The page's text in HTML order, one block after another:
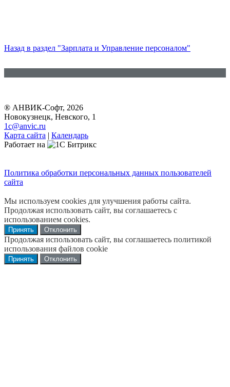
Назад в раздел "Зарплата и Управление персоналом"
® АНВИК-Софт, 2026
Новокузнецк, Невского, 1
1c@anvic.ru
Карта сайта | Календарь
Работает на
Политика обработки персональных данных пользователей
сайта
Мы используем cookies для улучшения работы сайта.
Продолжая использовать сайт, вы соглашаетесь с
использованием cookies.
Принять Отклонить
Продолжая использовать сайт, вы соглашаетесь политикой
использования файлов cookie
Принять Отклонить